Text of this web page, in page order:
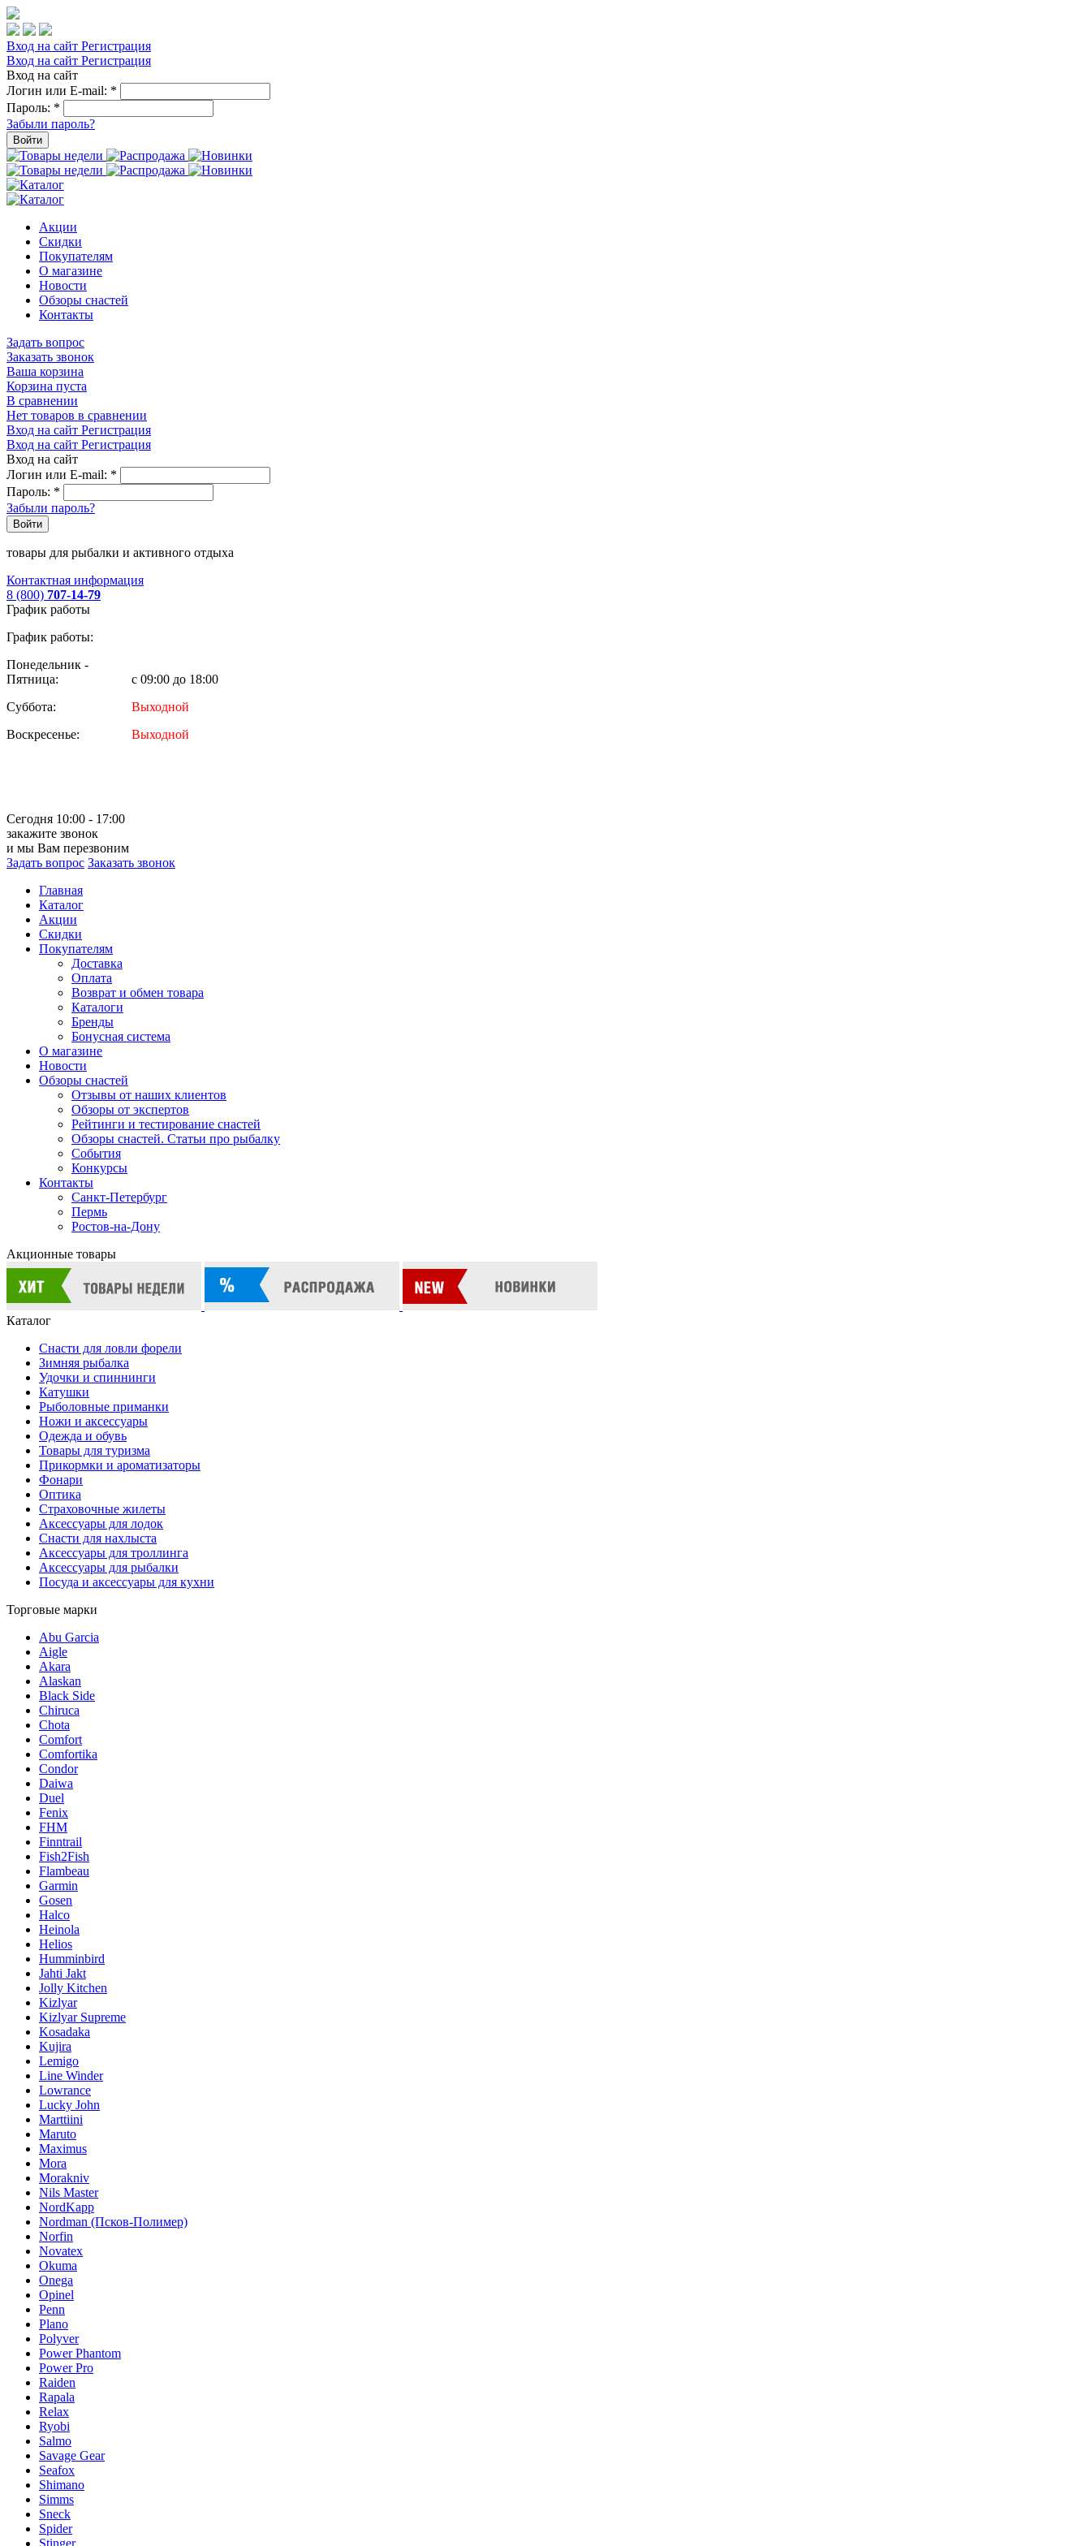
Вход на сайт Регистрация
Вход на сайт Регистрация
Вход на сайт
Логин или E-mail: *
Пароль: *
Забыли пароль?
Войти
Акции
Скидки
Покупателям
О магазине
Новости
Обзоры снастей
Контакты
Задать вопрос
Заказать звонок
Ваша корзина
Корзина пуста
В сравнении
Нет товаров в сравнении
Вход на сайт Регистрация
Вход на сайт Регистрация
Вход на сайт
Логин или E-mail: *
Пароль: *
Забыли пароль?
Войти
товары для рыбалки и активного отдыха
Контактная информация
8 (800) 707-14-79
График работы
График работы:
Понедельник -
Пятница:
с 09:00 до 18:00
Суббота:
Выходной
Воскресенье:
Выходной
Сегодня 10:00 - 17:00
закажите звонок
и мы Вам перезвоним
Задать вопрос Заказать звонок
Главная
Каталог
Акции
Скидки
Покупателям
Доставка
Оплата
Возврат и обмен товара
Каталоги
Бренды
Бонусная система
О магазине
Новости
Обзоры снастей
Отзывы от наших клиентов
Обзоры от экспертов
Рейтинги и тестирование снастей
Обзоры снастей. Статьи про рыбалку
События
Конкурсы
Контакты
Санкт-Петербург
Пермь
Ростов-на-Дону
Акционные товары
Каталог
Снасти для ловли форели
Зимняя рыбалка
Удочки и спиннинги
Катушки
Рыболовные приманки
Ножи и аксессуары
Одежда и обувь
Товары для туризма
Прикормки и ароматизаторы
Фонари
Оптика
Страховочные жилеты
Аксессуары для лодок
Снасти для нахлыста
Аксессуары для троллинга
Аксессуары для рыбалки
Посуда и аксессуары для кухни
Торговые марки
Abu Garcia
Aigle
Akara
Alaskan
Black Side
Chiruca
Chota
Comfort
Comfortika
Condor
Daiwa
Duel
Fenix
FHM
Finntrail
Fish2Fish
Flambeau
Garmin
Gosen
Halco
Heinola
Helios
Humminbird
Jahti Jakt
Jolly Kitchen
Kizlyar
Kizlyar Supreme
Kosadaka
Kujira
Lemigo
Line Winder
Lowrance
Lucky John
Marttiini
Maruto
Maximus
Mora
Morakniv
Nils Master
NordKapp
Nordman (Псков-Полимер)
Norfin
Novatex
Okuma
Onega
Opinel
Penn
Plano
Polyver
Power Phantom
Power Pro
Raiden
Rapala
Relax
Ryobi
Salmo
Savage Gear
Seafox
Shimano
Simms
Sneck
Spider
Stinger